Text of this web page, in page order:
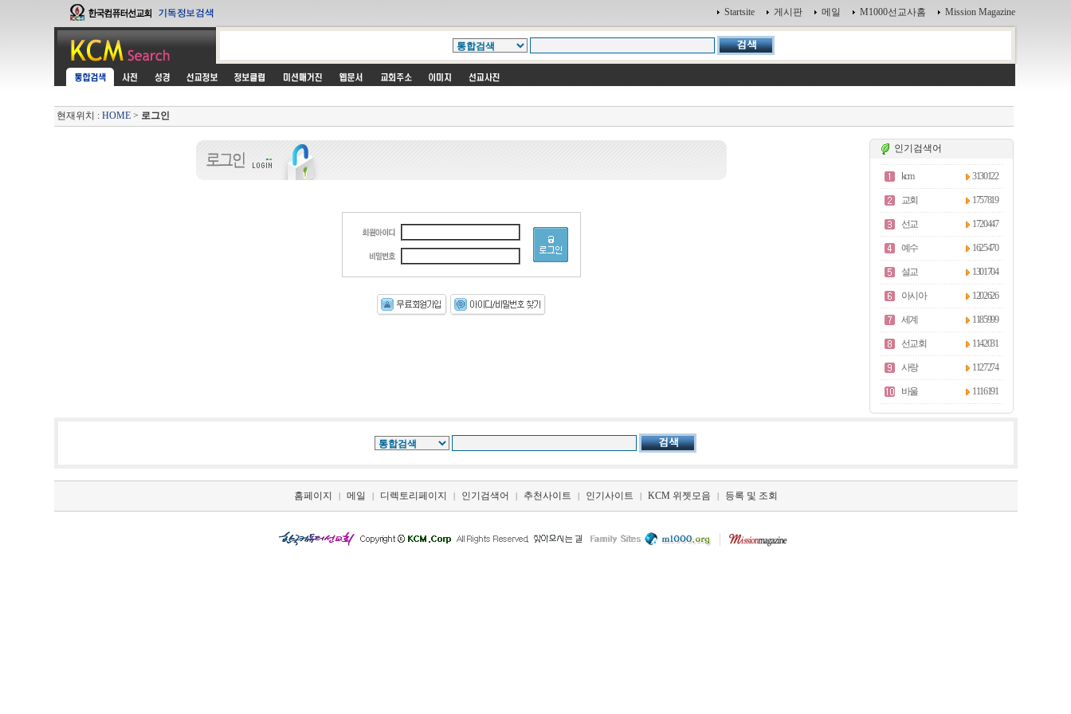
Startsite 게시판 메일 M1000선교사홈 Mission Magazine
현재위치 : HOME> 로그인
인기검색어
kcm 3130122
교회 1757819
선교 1720447
예수 1625470
설교 1301704
아시아 1202626
세계 1185999
선교회 1142031
사랑 1127274
바울 1116191
홈페이지 | 메일 | 디렉토리페이지 | 인기검색어 | 추천사이트 | 인기사이트 | KCM 위젯모음 | 등록 및 조회